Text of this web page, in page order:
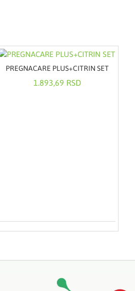
PREGNACARE PLUS+CITRIN SET
1.893,69 RSD